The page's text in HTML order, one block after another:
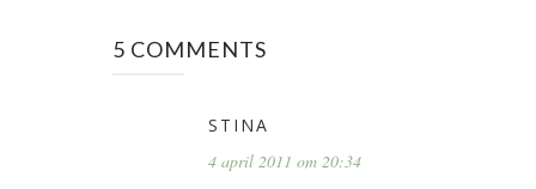
5 COMMENTS
STINA
4 april 2011 om 20:34